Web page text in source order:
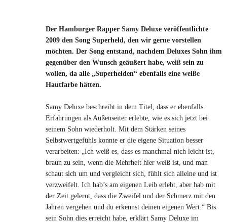
Der Hamburger Rapper Samy Deluxe veröffentlichte
2009 den Song Superheld, den wir gerne vorstellen
möchten. Der Song entstand, nachdem Deluxes Sohn ihm
gegenüber den Wunsch geäußert habe, weiß sein zu
wollen, da alle „Superhelden“ ebenfalls eine weiße
Hautfarbe hätten.
Samy Deluxe beschreibt in dem Titel, dass er ebenfalls
Erfahrungen als Außenseiter erlebte, wie es sich jetzt bei
seinem Sohn wiederholt. Mit dem Stärken seines
Selbstwertgefühls konnte er die eigene Situation besser
verarbeiten: „Ich weiß es, dass es manchmal nich leicht ist,
braun zu sein, wenn die Mehrheit hier weiß ist, und man
schaut sich um und vergleicht sich, fühlt sich alleine und ist
verzweifelt. Ich hab’s am eigenen Leib erlebt, aber hab mit
der Zeit gelernt, dass die Zweifel und der Schmerz mit den
Jahren vergehen und du erkennst deinen eigenen Wert.“ Bis
sein Sohn dies erreicht habe, erklärt Samy Deluxe im